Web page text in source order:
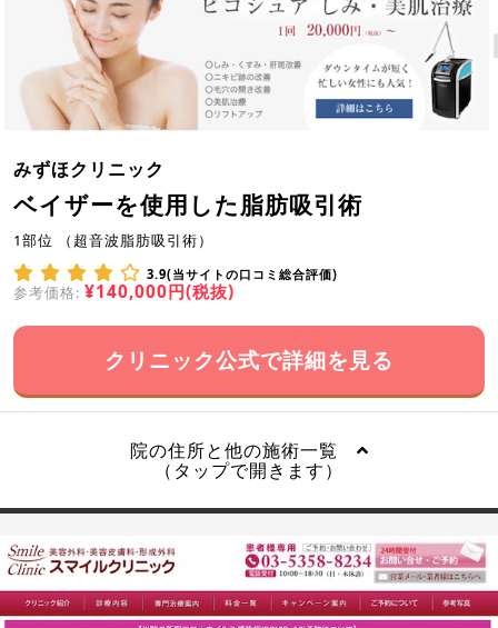
みずほクリニック
ベイザーを使用した脂肪吸引術
1部位 （超音波脂肪吸引術）
3.9(当サイトの口コミ総合評価)
参考価格: ¥140,000円(税抜)
クリニック公式で詳細を見る
院の住所と他の施術一覧
（タップで開きます）